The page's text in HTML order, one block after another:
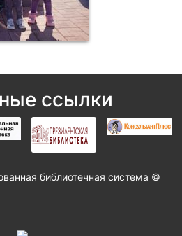
ссылки
библиотечная система ©